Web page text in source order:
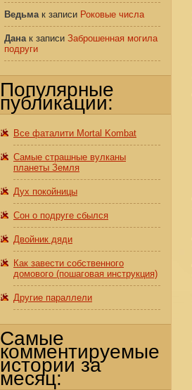
Ведьмак записи Роковые числа
Данак записи Заброшенная могила
подруги
Популярные
публикации:
Все фаталити Mortal Kombat
Самые страшные вулканы
планеты Земля
Дух покойницы
Сон о подруге сбылся
Двойник дяди
Как завести собственного
домового (пошаговая инструкция)
Другие параллели
Самые
комментируемые
истории за
месяц: